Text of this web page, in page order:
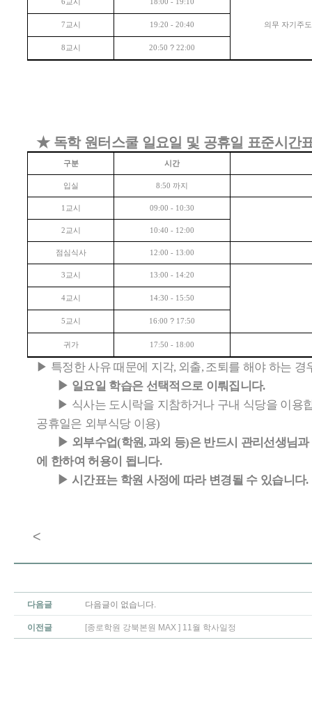
6 18:00 - 19:10
의무 자기주
7 교시 19:20 - 20:40
8 교시 20:50 ? 22:00
★ 독학 원터스쿨 일요일 및 공휴일 표준시간
구분 시간
입실 8:50 까지
1 교시 09:00 - 10:30
2 교시 10:40 - 12:00
점심식사 12:00 - 13:00
3 교시 13:00 - 14:20
4교시 14:30 - 15:50
5 교시 16:00 ? 17:50
귀가 17:50 - 18:00
▶ 특정한 사유 때문에 지각, 외출, 조퇴를 해야 하는 경
▶ 일요일 학습은 선택적으로 이뤄집니다.
▶ 식사는 도시락을 지참하거나 구내 식당을 이용
공휴일은 외부식당 이용)
▶ 외부수업(학원, 과외 등)은 반드시 관리선생님
에 한하여 허용이 됩니다.
▶ 시간표는 학원 사정에 따라 변경될 수 있습니다.
<
다음글 다음글이 없습니다.
이전글 [종로학원 강북본원 MAX ] 11월 학사일정